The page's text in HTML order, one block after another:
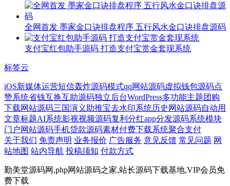
全网首发 墨家金口诀排盘程序 五行风水金口诀排盘源码
支付宝红包助手源码 打造支付宝赏金套现系统
标签云
iOS新媒体运营短信轰炸源码模式qq网站源码虚拟钱包源码点
赞系统省钱互换互助源码独立后台WordPress多功能主题团购
下载网站源码三国演义 助推宝去水印系统历史网站源码自动用
文章标题AI系统影视视频源码复利分红app分发源码系统模块
门户网站源码手机贷款源码素材付费下载系统聚合支付
关于我们 免责声明 业务报价 广告服务 意见反馈 常见问题 网
站地图 站内导航 投稿须知 付款方式
勤美堂源码网,php网站源码之家,站长源码下载基地,VIP会员免
费下载